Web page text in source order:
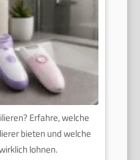
Erfahre, welche
bieten und welche
lohnen.